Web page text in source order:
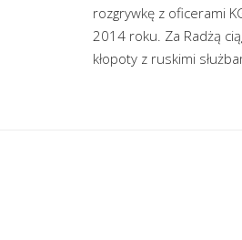
rozgrywkę z oficerami
2014 roku. Za Radżą
kłopoty z ruskimi